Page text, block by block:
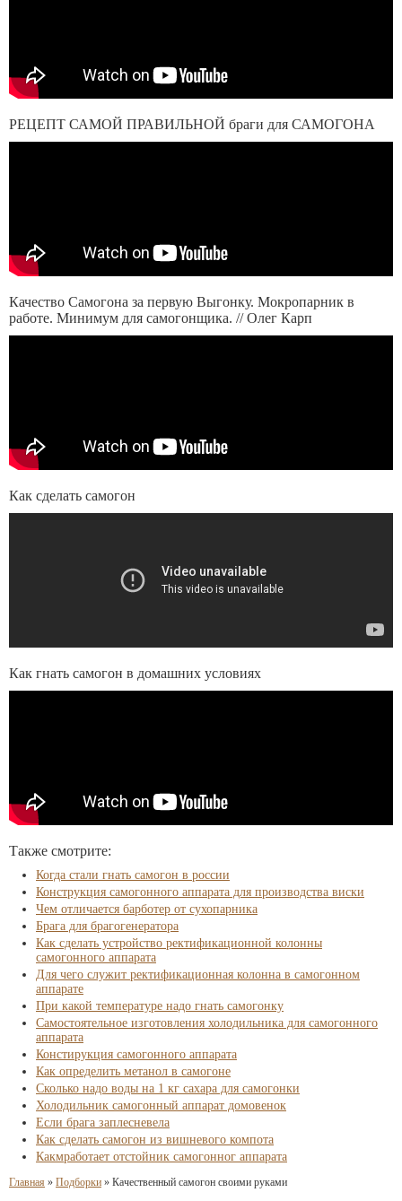
РЕЦЕПТ САМОЙ ПРАВИЛЬНОЙ браги для САМОГОНА
Качество Самогона за первую Выгонку. Мокропарник в
работе. Минимум для самогонщика. // Олег Карп
Как сделать самогон
Как гнать самогон в домашних условиях
Также смотрите:
Когда стали гнать самогон в россии
Конструкция самогонного аппарата для производства виски
Чем отличается барботер от сухопарника
Брага для брагогенератора
Как сделать устройство ректификационной колонны
самогонного аппарата
Для чего служит ректификационная колонна в самогонном
аппарате
При какой температуре надо гнать самогонку
Самостоятельное изготовления холодильника для самогонного
аппарата
Констирукция самогонного аппарата
Как определить метанол в самогоне
Сколько надо воды на 1 кг сахара для самогонки
Холодильник самогонный аппарат домовенок
Если брага заплесневела
Как сделать самогон из вишневого компота
Какмработает отстойник самогонног аппарата
Главная » Подборки » Качественный самогон своими руками